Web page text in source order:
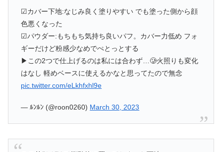
☑︎カバー下地:なじみ良く塗りやすい でも塗った側から顔
色悪くなった
☑︎パウダー:もちもち気持ち良いパフ。カバー力低め フォ
ギーだけど粉感少なめでぺとっとする
▶︎この2つで仕上げるのは私には合わず…🥲火照りも変化
はなし 軽めベースに使えるかなと思ってたので無念
pic.twitter.com/eLkhfxhl9e
— ﾙﾝﾙﾝ (@roon0260) March 30, 2023